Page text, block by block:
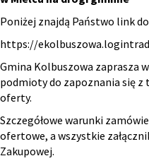
Poniżej znajdą Państwo link
https://
Gmina Kolbuszowa zaprasza
podmioty do zapoznania się z
oferty.
Szczegółowe warunki
ofertowe, a wszystkie
Zakupowej.